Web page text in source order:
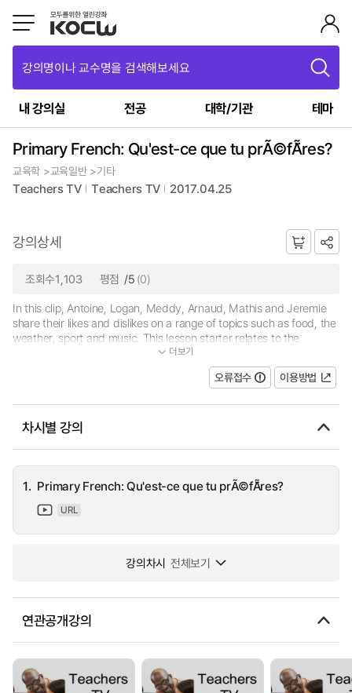
강의명이나 교수명을 검색해보세요
내 강의실 전공 대학/기관 테마
Primary French: Qu'est-ce que tu prÃ©fÃ¨res?
교육학 >교육일반 >기타
Teachers TV Teachers TV 2017.04.25
강의상세
조회수1,103 평점 /5 (0)
In this clip, Antoine, Logan, Meddy, Arnaud, Mathis and Jeremie
share their likes and dislikes on a range of topics such as food, the
weather, sport and music. This lesson starter relates to the
language and themes explored in Unit 24 of the QCDA scheme o...
더보기
오류접수 이용방법
차시별 강의
1. Primary French: Qu'est-ce que tu prÃ©fÃ¨res?
URL
강의차시 전체보기
연관공개강의